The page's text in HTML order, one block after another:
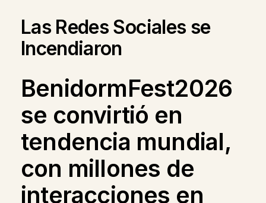
Las Redes Sociales se
Incendiaron
BenidormFest2026
se convirtió en
tendencia mundial,
con millones de
interacciones en